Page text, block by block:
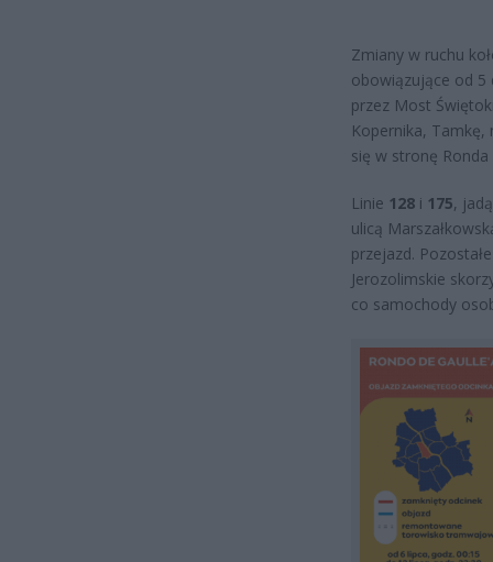
Zmiany w ruchu
obowiązujące od 5
przez Most
Kopernika, Tamkę,
się w stronę
Linie 128 i 175,
ulicą
przejazd.
Jerozolimskie
co samochody